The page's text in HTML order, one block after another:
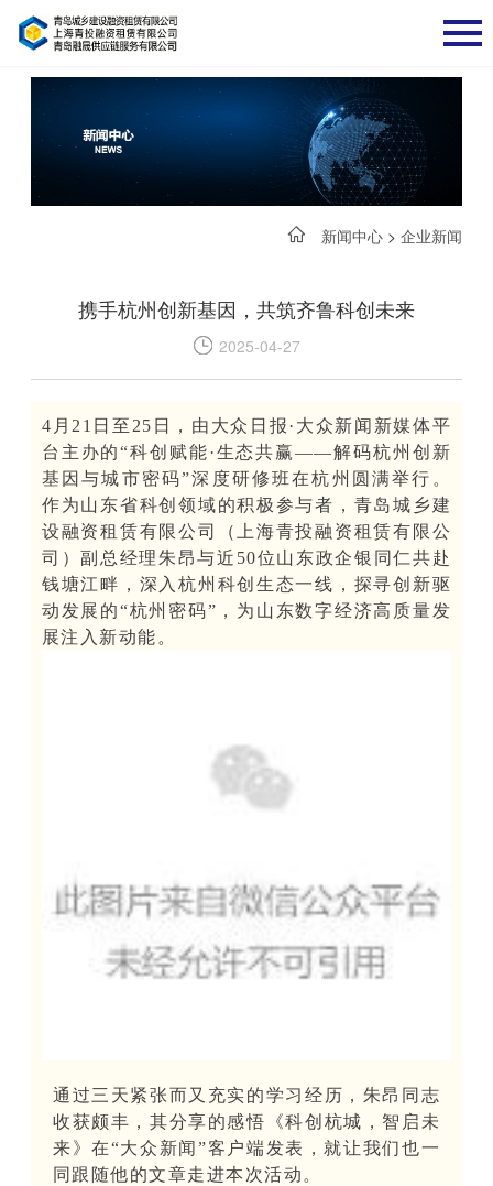
新闻中心 >企业新闻
携手杭州创新基因，共筑齐鲁科创未来
2025-04-27
4月21日至25日，由大众日报·大众新闻新媒体平
台主办的“科创赋能·生态共赢——解码杭州创新
基因与城市密码”深度研修班在杭州圆满举行。
作为山东省科创领域的积极参与者，青岛城乡建
设融资租赁有限公司（上海青投融资租赁有限公
司）副总经理朱昂与近50位山东政企银同仁共赴
钱塘江畔，深入杭州科创生态一线，探寻创新驱
动发展的“杭州密码”，为山东数字经济高质量发
展注入新动能。
通过三天紧张而又充实的学习经历，朱昂同志
收获颇丰，其分享的感悟《科创杭城，智启未
来》在“大众新闻”客户端发表，就让我们也一
同跟随他的文章走进本次活动。